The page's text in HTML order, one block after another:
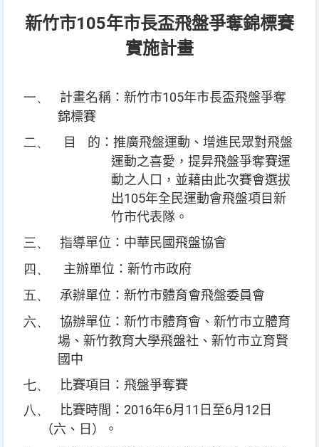
新竹市105年市長盃飛盤爭奪錦標賽
實施計畫
一、 計畫名稱：新竹市105年市長盃飛盤爭奪
錦標賽
二、 目
的：推廣飛盤運動、增進民眾對飛盤
運動之喜愛，提昇飛盤爭奪賽運
動之人口，並藉由此次賽會選拔
出105年全民運動會飛盤項目新
竹市代表隊。
三、 指導單位：中華民國飛盤協會
四、 主辦單位：新竹市政府
五、 承辦單位：新竹市體育會飛盤委員會
六、
協辦單位：新竹市體育會、新竹市立體育
場、新竹教育大學飛盤社、新竹市立育賢
國中
七、 比賽項目：飛盤爭奪賽
八、 比賽時間： 2016年6月 11 日至6月 12 日
（六、日）。